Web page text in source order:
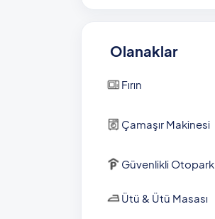
Olanaklar
Fırın
Çamaşır Makinesi
Güvenlikli Otopark
Ütü & Ütü Masası